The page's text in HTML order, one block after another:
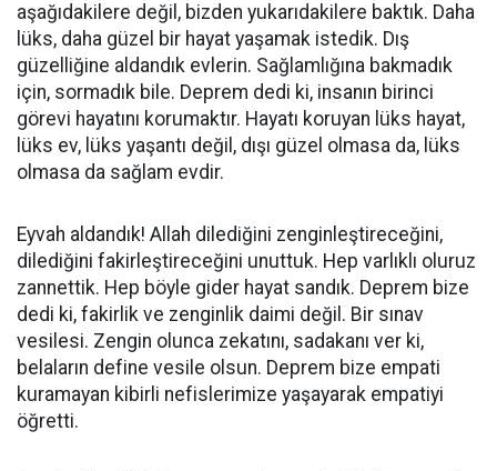
aşağıdakilere değil, bizden yukarıdakilere baktık. Daha
lüks, daha güzel bir hayat yaşamak istedik. Dış
güzelliğine aldandık evlerin. Sağlamlığına bakmadık
için, sormadık bile. Deprem dedi ki, insanın birinci
görevi hayatını korumaktır. Hayatı koruyan lüks hayat,
lüks ev, lüks yaşantı değil, dışı güzel olmasa da, lüks
olmasa da sağlam evdir.
Eyvah aldandık! Allah dilediğini zenginleştireceğini,
dilediğini fakirleştireceğini unuttuk. Hep varlıklı oluruz
zannettik. Hep böyle gider hayat sandık. Deprem bize
dedi ki, fakirlik ve zenginlik daimi değil. Bir sınav
vesilesi. Zengin olunca zekatını, sadakanı ver ki,
belaların define vesile olsun. Deprem bize empati
kuramayan kibirli nefislerimize yaşayarak empatiyi
öğretti.